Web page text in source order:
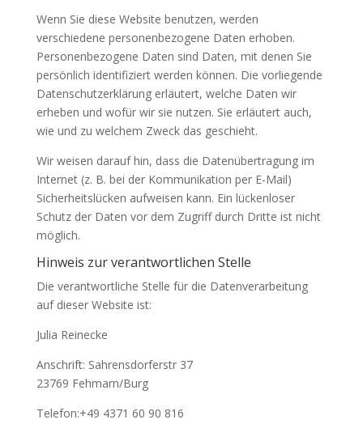
Wenn Sie diese Website benutzen, werden
verschiedene personenbezogene Daten erhoben.
Personenbezogene Daten sind Daten, mit denen Sie
persönlich identifiziert werden können. Die vorliegende
Datenschutzerklärung erläutert, welche Daten wir
erheben und wofür wir sie nutzen. Sie erläutert auch,
wie und zu welchem Zweck das geschieht.
Wir weisen darauf hin, dass die Datenübertragung im
Internet (z. B. bei der Kommunikation per E-Mail)
Sicherheitslücken aufweisen kann. Ein lückenloser
Schutz der Daten vor dem Zugriff durch Dritte ist nicht
möglich.
Hinweis zur verantwortlichen Stelle
Die verantwortliche Stelle für die Datenverarbeitung
auf dieser Website ist:
Julia Reinecke
Anschrift: Sahrensdorferstr 37
23769 Fehmarn/Burg
Telefon:+49 4371 60 90 816